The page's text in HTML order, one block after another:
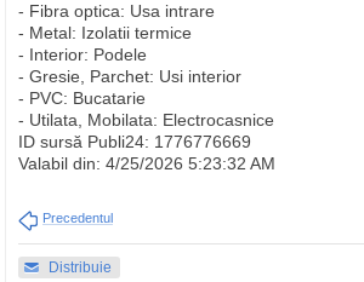
- Fibra optica: Usa intrare
- Metal: Izolatii termice
- Interior: Podele
- Gresie, Parchet: Usi interior
- PVC: Bucatarie
- Utilata, Mobilata: Electrocasnice
ID sursă Publi24: 1776776669
Valabil din: 4/25/2026 5:23:32 AM
Precedentul
Distribuie